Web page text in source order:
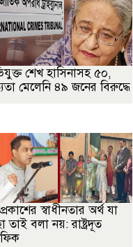
শেখ হাসিনাসহ ৫০,
মেলেনি ৪৯ জনের বিরুদ্ধে
স্বাধীনতার অর্থ যা
তাই বলা নয়: রাষ্ট্রদূত